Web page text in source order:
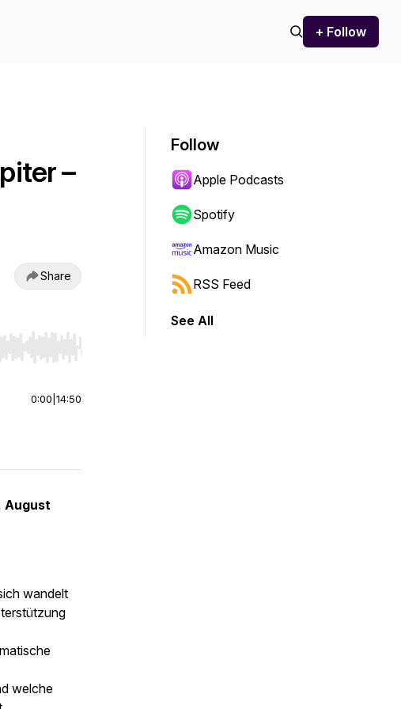
+ Follow
–
Share
or end. Hold shift to jump forward or backward.
0:00 14:50
August
wandelt
welche
Follow
Apple Podcasts
Spotify
Amazon Music
RSS Feed
See All